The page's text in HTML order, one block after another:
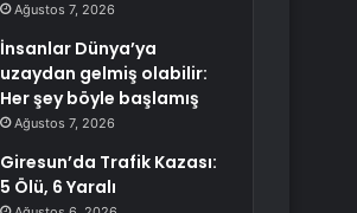
Ağustos 7, 2026
İnsanlar Dünya’ya
uzaydan gelmiş olabilir:
Her şey böyle başlamış
Ağustos 7, 2026
Giresun’da Trafik Kazası:
5 Ölü, 6 Yaralı